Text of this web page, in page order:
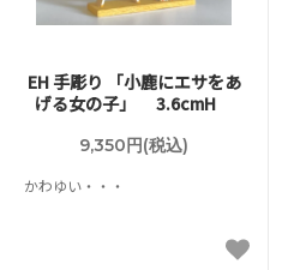
EH 手彫り 「小鹿にエサをあ
げる女の子」 3.6cmH
9,350円(税込)
かわゆい・・・